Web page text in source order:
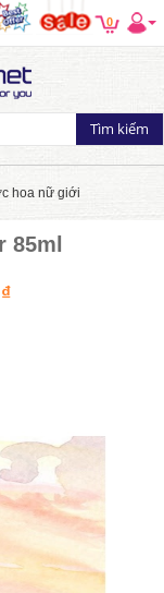
0
hoa nữ giới
85ml